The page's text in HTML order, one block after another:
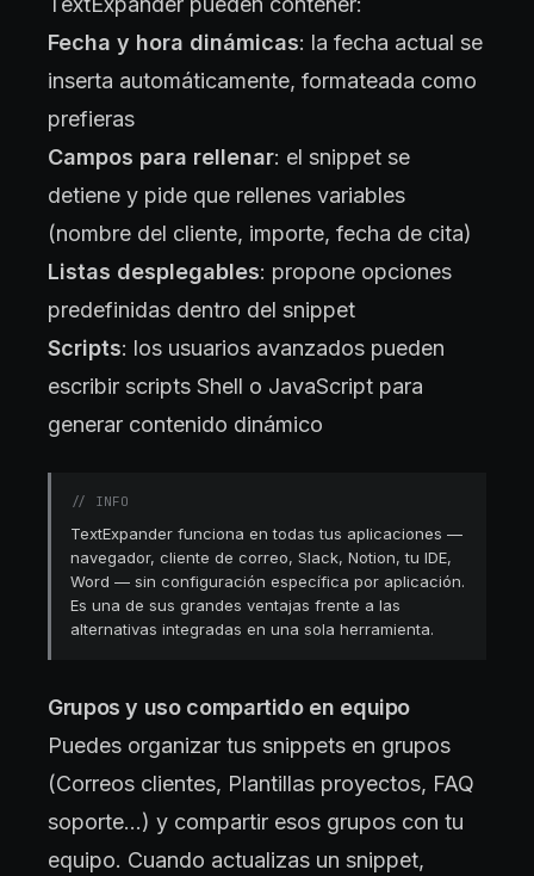
Fecha y hora dinámicas: la fecha actual se
inserta automáticamente, formateada como
prefieras
Campos para rellenar: el snippet se
detiene y pide que rellenes variables
(nombre del cliente, importe, fecha de cita)
Listas desplegables: propone opciones
predefinidas dentro del snippet
Scripts: los usuarios avanzados pueden
escribir scripts Shell o JavaScript para
generar contenido dinámico
// INFO
TextExpander funciona en todas tus aplicaciones —
navegador, cliente de correo, Slack, Notion, tu IDE,
Word — sin configuración específica por aplicación.
Es una de sus grandes ventajas frente a las
alternativas integradas en una sola herramienta.
Grupos y uso compartido en equipo
Puedes organizar tus snippets en grupos
(Correos clientes, Plantillas proyectos, FAQ
soporte…) y compartir esos grupos con tu
equipo. Cuando actualizas un snippet,